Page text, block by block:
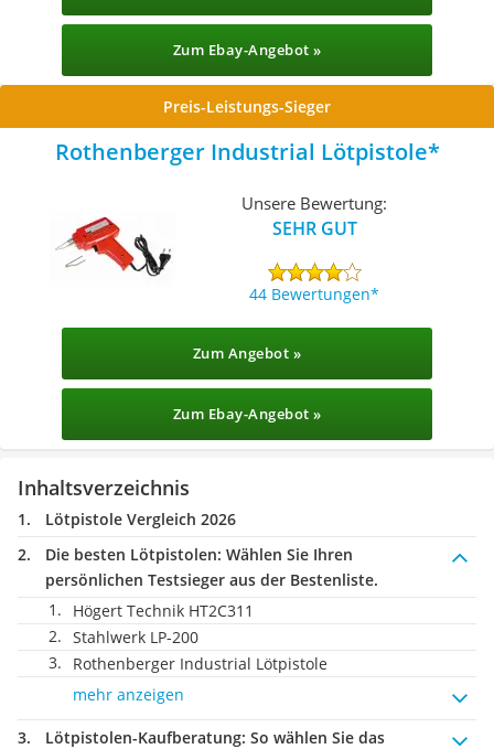
Zum Ebay-Angebot »
Preis-Leistungs-Sieger
Rothenberger Industrial Lötpistole
Unsere Bewertung:
SEHR GUT
44 Bewertungen
Zum Angebot »
Zum Ebay-Angebot »
Inhaltsverzeichnis
Lötpistole Vergleich 2026
Die besten Lötpistolen: Wählen Sie Ihren
persönlichen Testsieger aus der Bestenliste.
Högert Technik HT2C311
Stahlwerk LP-200
Rothenberger Industrial Lötpistole
mehr anzeigen
Lötpistolen-Kaufberatung: So wählen Sie das